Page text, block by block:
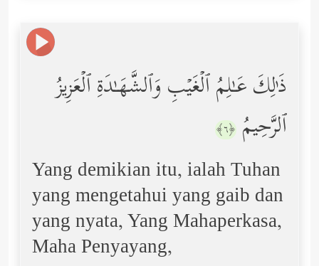
ذَ ٰ⁠لِكَ عَـٰلِمُ ٱلۡغَیۡبِ وَٱلشَّهَـٰدَةِ ٱلۡعَزِیزُ
ٱلرَّحِیمُ ﴿٦﴾
Yang demikian itu, ialah Tuhan
yang mengetahui yang gaib dan
yang nyata, Yang Mahaperkasa,
Maha Penyayang,